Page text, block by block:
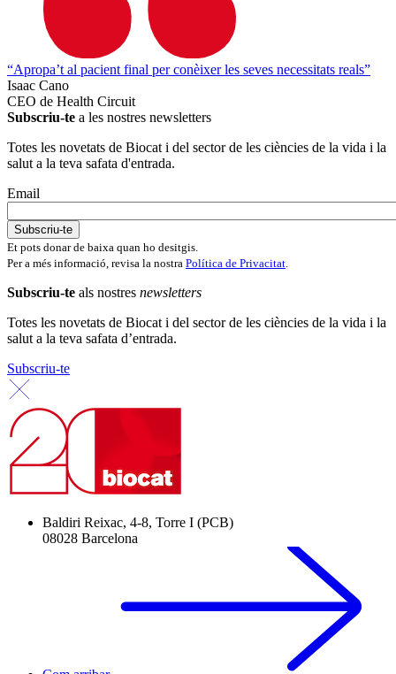
“Apropa’t al pacient final per conèixer les seves necessitats reals”
Isaac Cano
CEO de Health Circuit
Subscriu-te a les nostres newsletters
Totes les novetats de Biocat i del sector de les ciències de la vida i la
salut a la teva safata d'entrada.
Email
Et pots donar de baixa quan ho desitgis.
Per a més informació, revisa la nostra Política de Privacitat
Subscriu-te als nostres newsletters
Totes les novetats de Biocat i del sector de les ciències de la vida i la
salut a la teva safata d’entrada.
Subscriu-te
Baldiri Reixac, 4-8, Torre I (PCB)
08028 Barcelona